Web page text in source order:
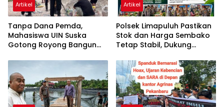
Artikel
Tanpa Dana Pemda,
Mahasiswa UIN Suska
Gotong Royong Bangun
Artikel
Polsek Limapuluh Pastikan
Stok dan Harga Sembako
Tetap Stabil, Dukung
Nasional di Akhir Pekan